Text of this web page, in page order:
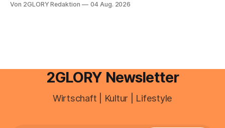
besitzt, loggt sich heute über das Vodafone E-Mail & Cloud
Von 2GLORY Redaktion 04 Aug. 2026
2GLORY Newsletter
Wirtschaft | Kultur | Lifestyle